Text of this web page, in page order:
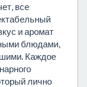
все
и аромат
блюдами,
Каждое
лично